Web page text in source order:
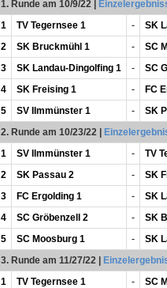
1. Runde am 10/9/22 |
1
TV Tegernsee 1 -
SK
2
SK Bruckmühl 1 -
SC
3
SK Landau-Dingolfing 1 -
SC
4
SK Freising 1 -
FC
5
SV Ilmmünster 1 -
SK
2. Runde am 10/23/22 |
1
SV Ilmmünster 1 -
TV
2
SK Passau 2 -
SK
3
FC Ergolding 1 -
SK
4
SC Gröbenzell 2 -
SK
5
SC Moosburg 1 -
SK
3. Runde am 11/27/22 |
1
TV Tegernsee 1 -
SC